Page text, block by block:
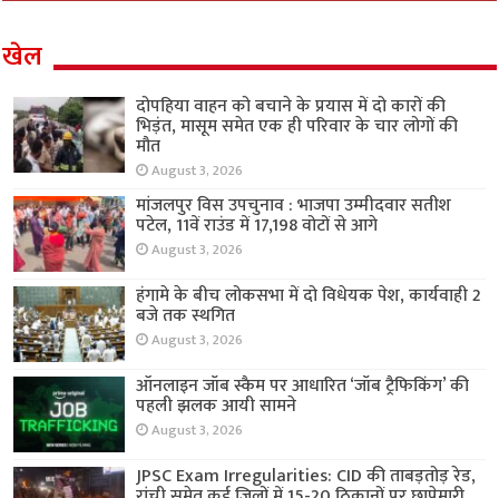
खेल
दोपहिया वाहन को बचाने के प्रयास में दो कारों की
भिड़ंत, मासूम समेत एक ही परिवार के चार लोगों की
मौत
August 3, 2026
मांजलपुर विस उपचुनाव : भाजपा उम्मीदवार सतीश
पटेल, 11वें राउंड में 17,198 वोटों से आगे
August 3, 2026
हंगामे के बीच लोकसभा में दो विधेयक पेश, कार्यवाही 2
बजे तक स्थगित
August 3, 2026
ऑनलाइन जॉब स्कैम पर आधारित ‘जॉब ट्रैफिकिंग’ की
पहली झलक आयी सामने
August 3, 2026
JPSC Exam Irregularities: CID की ताबड़तोड़ रेड,